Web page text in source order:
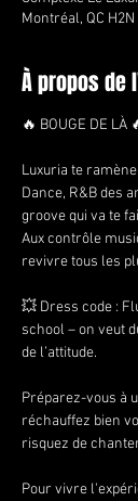
Montréal, QC H2N
À propos de
🔥 BOUGE DE LÀ
Luxuria te
Dance, R&B des
groove qui va te
Aux contrôle
revivre tous les
💥 Dress code :
school – on veut
de l’attitude.
Préparez-vous à
réchauffez bien
risquez de
Pour vivre